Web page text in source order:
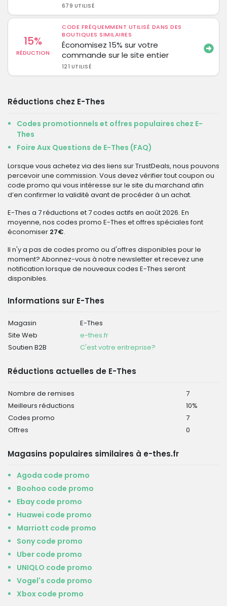
679 UTILISÉ
15%
RÉDUCTION
CODE FRÉQUEMMENT UTILISÉ DANS DES
BOUTIQUES SIMILAIRES
Économisez 15% sur votre
commande sur le site entier
121 UTILISÉ
Réductions chez E-Thes
Codes promotionnels et offres populaires chez E-
Thes
Foire Aux Questions de E-Thes (FAQ)
Lorsque vous achetez via des liens sur TrustDeals, nous pouvons
percevoir une commission. Vous devez vérifier tout coupon ou
code promo qui vous intéresse sur le site du marchand afin
d’en confirmer la validité avant de procéder à un achat.
E-Thes a 7 réductions et 7 codes actifs en août 2026. En
moyenne, nos codes promo E-Thes et offres spéciales font
économiser 27€.
Il n'y a pas de codes promo ou d'offres disponibles pour le
moment? Abonnez-vous à notre newsletter et recevez une
notification lorsque de nouveaux codes E-Thes seront
disponibles.
Informations sur E-Thes
Magasin
E-Thes
Site Web
e-thes.fr
Soutien B2B
C'est votre entreprise?
Réductions actuelles de E-Thes
Nombre de remises
7
Meilleurs réductions
10%
Codes promo
7
Offres
0
Magasins populaires similaires à e-thes.fr
Agoda code promo
Boohoo code promo
Ebay code promo
Huawei code promo
Marriott code promo
Sony code promo
Uber code promo
UNIQLO code promo
Vogel's code promo
Xbox code promo